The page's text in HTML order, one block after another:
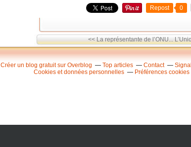
Repost 0
<< La représentante de l’ONU...
Créer un blog gratuit sur Overblog Top articles Contact
Cookies et données personnelles
Préférences cookies